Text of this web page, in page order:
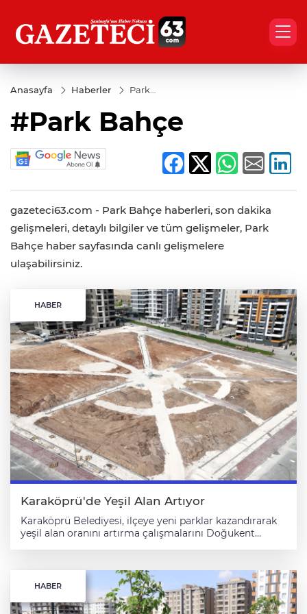
Anasayfa Haberler
Park
#Park Bahçe
gazeteci63.com - Park Bahçe haberleri, son dakika
gelişmeleri, detaylı bilgiler ve tüm gelişmeler, Park
Bahçe haber sayfasında canlı gelişmelere
ulaşabilirsiniz.
HABER
Karaköprü'de Yeşil Alan Artıyor
Karaköprü Belediyesi, ilçeye yeni parklar kazandırarak
yeşil alan oranını artırma çalışmalarını Doğukent
artırmak amacıyla çalışmalarına devam ediyor. Bu
kapsamda, Doğukent Mahallesi'nde yapımı
tamamlanan 9 bin ve 5 bin metrekarelik iki park
alanında üstyapı ile çevre düzenleme çalışmaları
HABER